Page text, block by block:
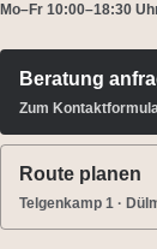
Mo–Fr 10:00–18:30
Beratung
Zum
Route planen
Telgenkamp 1 ·